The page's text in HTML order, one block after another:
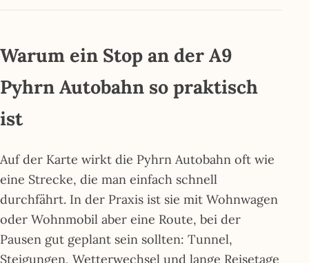
Warum ein Stop an der A9
Pyhrn Autobahn so praktisch
ist
Auf der Karte wirkt die Pyhrn Autobahn oft wie
eine Strecke, die man einfach schnell
durchfährt. In der Praxis ist sie mit Wohnwagen
oder Wohnmobil aber eine Route, bei der
Pausen gut geplant sein sollten: Tunnel,
Steigungen, Wetterwechsel und lange Reisetage